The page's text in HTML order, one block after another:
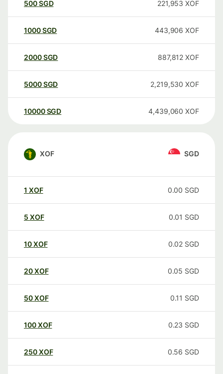
500SGD 221,953 XOF
1000SGD 443,906 XOF
2000SGD 887,812 XOF
5000SGD 2,219,530 XOF
10000 SGD 4,439,060 XOF
XOF SGD
1 XOF 0.00 SGD
5 XOF 0.01 SGD
10XOF 0.02 SGD
20XOF 0.05 SGD
50XOF 0.11 SGD
100XOF 0.23 SGD
250XOF 0.56 SGD